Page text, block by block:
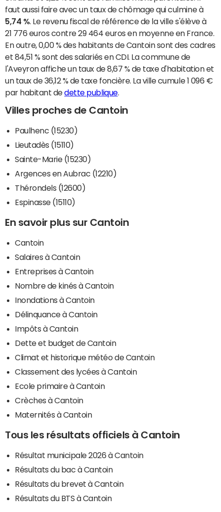
faut aussi faire avec un taux de chômage qui culmine à
5,74 % . Le revenu fiscal de référence de la ville s'élève à
21 776 euros contre 29 464 euros en moyenne en France.
En outre, 0,00 % des habitants de Cantoin sont des cadres
et 84,51 % sont des salariés en CDI. La commune de
l'Aveyron affiche un taux de 8,67 % de taxe d'habitation et
un taux de 36,12 % de taxe foncière. La ville cumule 1 096 €
par habitant dedette publique.
Villes proches de Cantoin
Paulhenc (15230)
Lieutadès (15110)
Sainte-Marie (15230)
Argences en Aubrac (12210)
Thérondels (12600)
Espinasse (15110)
En savoir plus sur Cantoin
Cantoin
Salaires à Cantoin
Entreprises à Cantoin
Nombre de kinés à Cantoin
Inondations à Cantoin
Délinquance à Cantoin
Impôts à Cantoin
Dette et budget de Cantoin
Climat et historique météo de Cantoin
Classement des lycées à Cantoin
Ecole primaire à Cantoin
Crèches à Cantoin
Maternités à Cantoin
Tous les résultats officiels à Cantoin
Résultat municipale 2026 à Cantoin
Résultats du bac à Cantoin
Résultats du brevet à Cantoin
Résultats du BTS à Cantoin